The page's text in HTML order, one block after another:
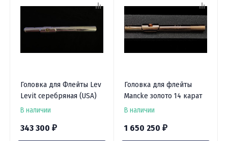
Головка для Флейты Lev
Levit серебряная (USA)
В наличии
343 300 ₽
Головка для флейты
Mancke золото 14 карат
В наличии
1 650 250 ₽